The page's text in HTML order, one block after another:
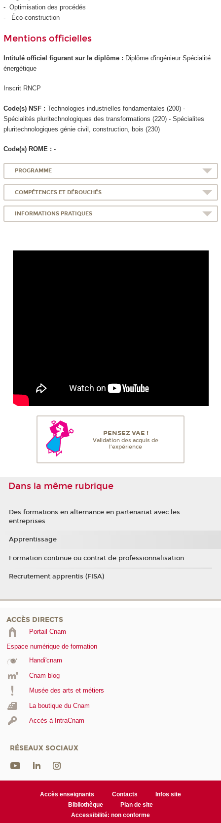
- Optimisation des procédés
- Éco-construction
Mentions officielles
Intitulé officiel figurant sur le diplôme : Diplôme d'ingénieur Spécialité
énergétique
Inscrit RNCP
Code(s) NSF : Technologies industrielles fondamentales (200) -
Spécialités pluritechnologiques des transformations (220) - Spécialites
pluritechnologiques génie civil, construction, bois (230)
Code(s) ROME : -
PROGRAMME
COMPÉTENCES ET DÉBOUCHÉS
INFORMATIONS PRATIQUES
PENSEZ VAE !
Validation des acquis de
l'expérience
Dans la même rubrique
Des formations en alternance en partenariat avec les
entreprises
Apprentissage
Formation continue ou contrat de professionnalisation
Recrutement apprentis (FISA)
ACCÈS DIRECTS
Portail Cnam
Espace numérique de formation
Handi'cnam
Cnam blog
Musée des arts et métiers
La boutique du Cnam
Accès à IntraCnam
RÉSEAUX SOCIAUX
Accès enseignants Contacts
Infos site
Bibliothèque
Plan de site
Accessibilité: non conforme